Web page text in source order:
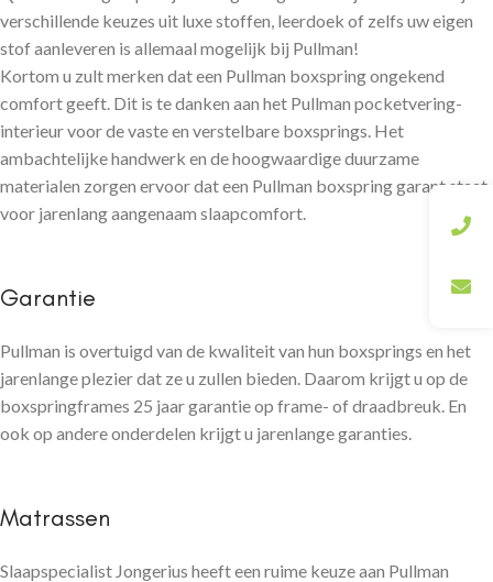
verschillende keuzes uit luxe stoffen, leerdoek of zelfs uw eigen
stof aanleveren is allemaal mogelijk bij Pullman!
Kortom u zult merken dat een Pullman boxspring ongekend
comfort geeft. Dit is te danken aan het Pullman pocketvering-
interieur voor de vaste en verstelbare boxsprings. Het
ambachtelijke handwerk en de hoogwaardige duurzame
materialen zorgen ervoor dat een Pullman boxspring garant staat
voor jarenlang aangenaam slaapcomfort.
Garantie
Pullman is overtuigd van de kwaliteit van hun boxsprings en het
jarenlange plezier dat ze u zullen bieden. Daarom krijgt u op de
boxspringframes 25 jaar garantie op frame- of draadbreuk. En
ook op andere onderdelen krijgt u jarenlange garanties.
Matrassen
Slaapspecialist Jongerius heeft een ruime keuze aan Pullman